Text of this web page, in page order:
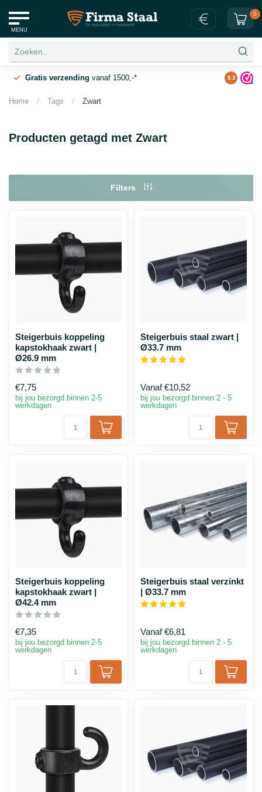
MENU
0
Gratis verzending vanaf 1500,-* 9.3
Home / Tags / Zwart
Producten getagd met Zwart
Filters
Steigerbuis koppeling
kapstokhaak zwart |
Ø26.9 mm
€7,75
bij jou bezorgd binnen 2-5
werkdagen
Steigerbuis staal zwart |
Ø33.7 mm
Vanaf€10,52
bij jou bezorgd binnen 2 - 5
werkdagen
Steigerbuis koppeling
kapstokhaak zwart |
Ø42.4 mm
€7,35
bij jou bezorgd binnen 2-5
werkdagen
Steigerbuis staal verzinkt
| Ø33.7 mm
Vanaf€6,81
bij jou bezorgd binnen 2 - 5
werkdagen